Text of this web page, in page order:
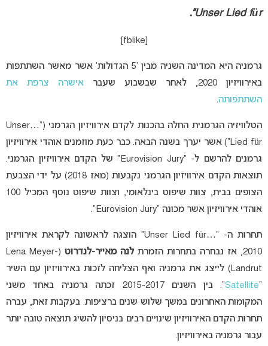
Unser Lied für”.
גרמניה היא המדינה השניה מבין ‘5 הגדולות’ אשר מאשר השתתפות
באירוויזיון 2020, לאחר שבשבוע שעבר
אישרה צרפת את
השתתפותה.
הטלוויזיה הגרמנית החלה בהכנות לקדם אירוויזיון הגרמני (“…Unser
Lied für”) אשר יערך בשנה הבאה. כבר כעת מוזמנים אוהדי אירוויזיון
גרמנים להרשם ל- “Eurovision Jury” של הקדם אירוויזיון הגרמני.
תוצאות הקדם אירוויזיון הגרמני נקבעות (מאז 2018) על ידי הצבעת
הצופים בבית, צוות שיפוט בינלאומי, וצוות שיפוט נוסף המכיל 100
אוהדי אירוויזיון אשר מכונה “Eurovision Jury”.
תחרות ה- “…Unser Lied für” הוצגה לראשונה לקראת אירוויזיון
2010, אז נבחרה בתחרות הזמרת
לנה מאייר-לנדרוט
(Lena Meyer-
Landrut) לייצג את גרמניה ואף הצליחה לזכות באירוויזיון עם השיר
“
Satellite
“. בין השנים 2015-2017 זכתה גרמניה באחד משני
המקומות האחרונים במשך שלוש שנים ברציפות. בעקבות זאת, עברה
תחרות הקדם האירוויזיון שינויים רבים בניסיון להשיג תוצאה טובה יותר
עבור גרמניה באירוויזיון.